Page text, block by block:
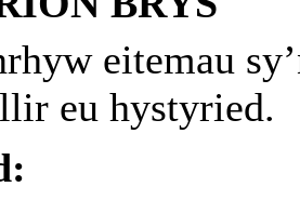
eitemau
eu hystyried.